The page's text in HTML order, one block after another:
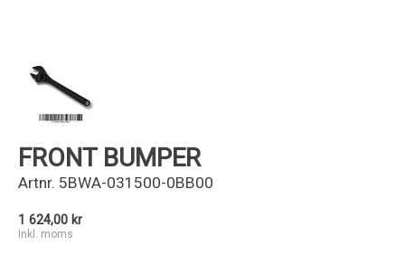
FRONT BUMPER
Artnr. 5BWA-031500-0BB00
1 624,00 kr
Inkl. moms